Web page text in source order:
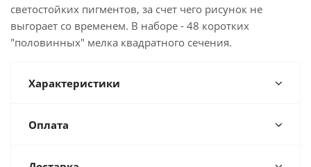
светостойких пигментов, за счет чего рисунок не
выгорает со временем. В наборе - 48 коротких
"половинных" мелка квадратного сечения.
Характеристики
Оплата